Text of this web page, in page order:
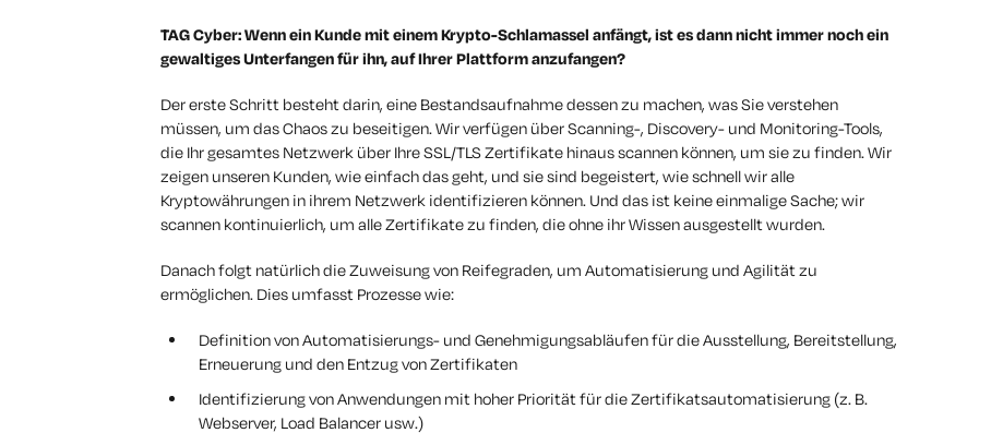
TAG Cyber: Wenn ein Kunde mit einem Krypto-Schlamassel anfängt, ist es dann nicht immer noch ein
gewaltiges Unterfangen für ihn, auf Ihrer Plattform anzufangen?
Der erste Schritt besteht darin, eine Bestandsaufnahme dessen zu machen, was Sie verstehen
müssen, um das Chaos zu beseitigen. Wir verfügen über Scanning-, Discovery- und Monitoring-Tools,
die Ihr gesamtes Netzwerk über Ihre SSL/TLS Zertifikate hinaus scannen können, um sie zu finden. Wir
zeigen unseren Kunden, wie einfach das geht, und sie sind begeistert, wie schnell wir alle
Kryptowährungen in ihrem Netzwerk identifizieren können. Und das ist keine einmalige Sache; wir
scannen kontinuierlich, um alle Zertifikate zu finden, die ohne ihr Wissen ausgestellt wurden.
Danach folgt natürlich die Zuweisung von Reifegraden, um Automatisierung und Agilität zu
ermöglichen. Dies umfasst Prozesse wie:
Definition von Automatisierungs- und Genehmigungsabläufen für die Ausstellung, Bereitstellung,
Erneuerung und den Entzug von Zertifikaten
Identifizierung von Anwendungen mit hoher Priorität für die Zertifikatsautomatisierung (z. B.
Webserver, Load Balancer usw.)